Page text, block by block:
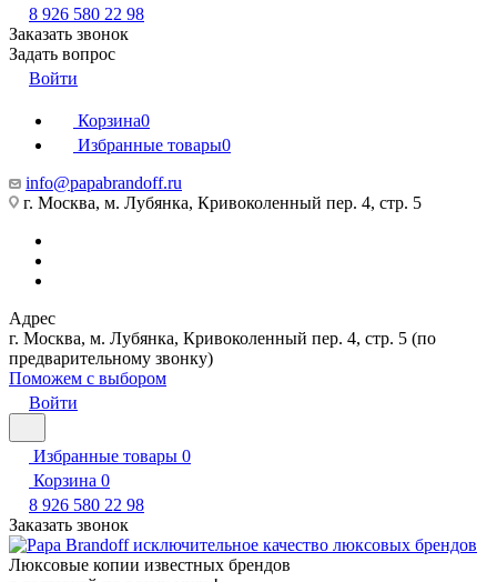
8 926 580 22 98
Заказать звонок
Задать вопрос
Войти
Корзина0
Избранные товары0
info@papabrandoff.ru
г. Москва, м. Лубянка, Кривоколенный пер. 4, стр. 5
Адрес
г. Москва, м. Лубянка, Кривоколенный пер. 4, стр. 5 (по
предварительному звонку)
Поможем с выбором
Войти
Избранные товары 0
Корзина 0
8 926 580 22 98
Заказать звонок
Люксовые копии известных брендов